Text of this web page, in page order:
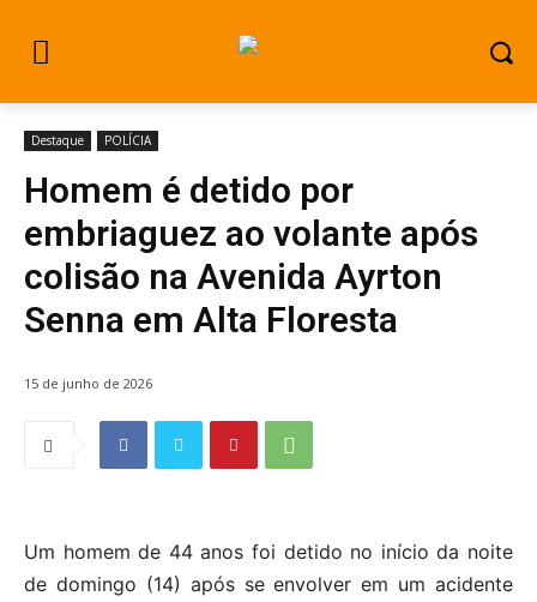
Destaque POLÍCIA
Homem é detido por
embriaguez ao volante após
colisão na Avenida Ayrton
Senna em Alta Floresta
15 de junho de 2026
Um homem de 44 anos foi detido no início da noite
de domingo (14) após se envolver em um acidente